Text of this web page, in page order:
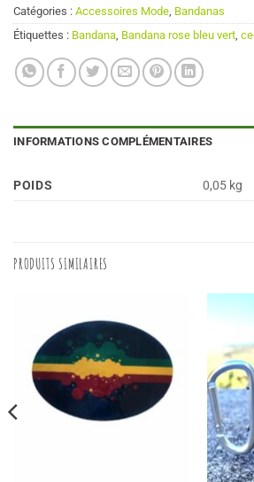
Catégories : Accessoires Mode Bandanas
Étiquettes : Bandana Bandana rose bleu vert
INFORMATIONS COMPLÉMENTAIRES
POIDS 0,05 kg
PRODUITS SIMILAIRES